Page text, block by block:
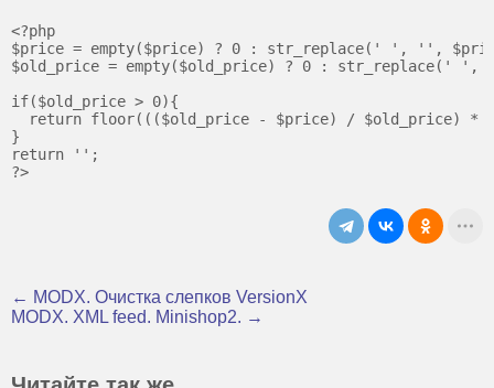
<?php
$price = empty($price) ? 0 : str_replace(' ', '',
$old_price = empty($old_price) ? 0 : str_replace('
if($old_price > 0){
return floor((($old_price - $price) / $old_price) *
}
return '';
← MODX. Очистка слепков VersionX
MODX. XML feed. Minishop2. →